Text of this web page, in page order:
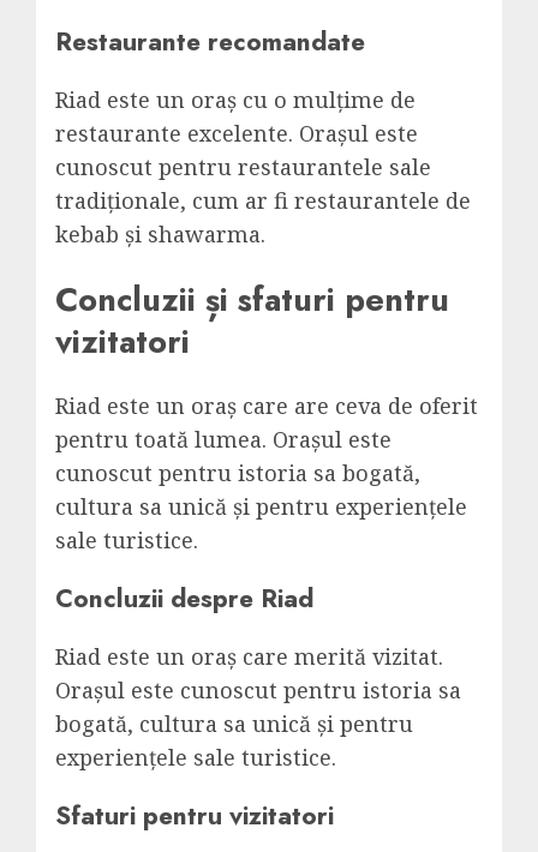
Restaurante recomandate
Riad este un oraș cu o mulțime de
restaurante excelente. Orașul este
cunoscut pentru restaurantele sale
tradiționale, cum ar fi restaurantele de
kebab și shawarma.
Concluzii și sfaturi pentru
vizitatori
Riad este un oraș care are ceva de oferit
pentru toată lumea. Orașul este
cunoscut pentru istoria sa bogată,
cultura sa unică și pentru experiențele
sale turistice.
Concluzii despre Riad
Riad este un oraș care merită vizitat.
Orașul este cunoscut pentru istoria sa
bogată, cultura sa unică și pentru
experiențele sale turistice.
Sfaturi pentru vizitatori